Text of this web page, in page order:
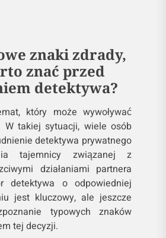
znaki zdrady,
znać przed
detektywa?
który może wywoływać
takiej sytuacji, wiele osób
detektywa prywatnego
tajemnicy związanej z
działaniami partnera
detektywa o odpowiedniej
jest kluczowy, ale jeszcze
typowych znaków
tej decyzji.